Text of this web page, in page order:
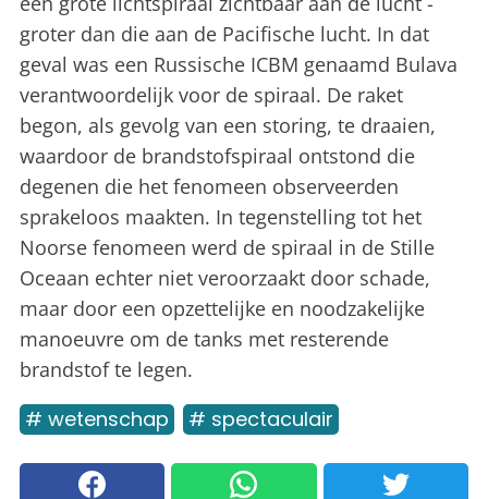
groter dan die aan de Pacifische lucht. In dat
geval was een Russische ICBM genaamd Bulava
verantwoordelijk voor de spiraal. De raket
begon, als gevolg van een storing, te draaien,
waardoor de brandstofspiraal ontstond die
degenen die het fenomeen observeerden
sprakeloos maakten. In tegenstelling tot het
Noorse fenomeen werd de spiraal in de Stille
Oceaan echter niet veroorzaakt door schade,
maar door een opzettelijke en noodzakelijke
manoeuvre om de tanks met resterende
brandstof te legen.
# wetenschap # spectaculair